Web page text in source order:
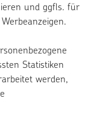
und ggfls. für
Statistiken
werden,